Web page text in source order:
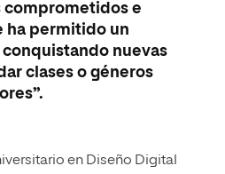
comprometidos e
ha permitido un
nuevas
clases o géneros
en Diseño Digital